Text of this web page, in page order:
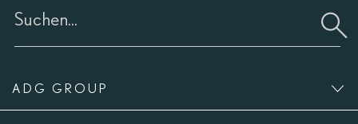
ADG GROUP